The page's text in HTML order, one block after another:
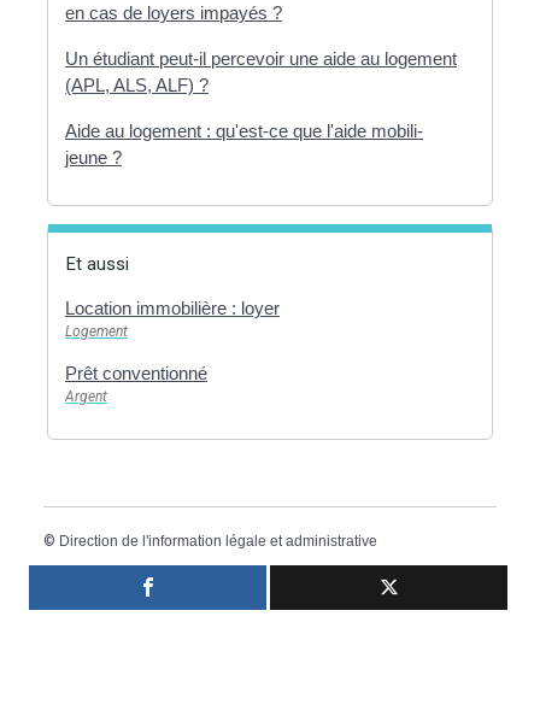
en cas de loyers impayés ?
Un étudiant peut-il percevoir une aide au logement
(APL, ALS, ALF) ?
Aide au logement : qu'est-ce que l'aide mobili-
jeune ?
Et aussi
Location immobilière : loyer
Logement
Prêt conventionné
Argent
© Direction de l'information légale et administrative